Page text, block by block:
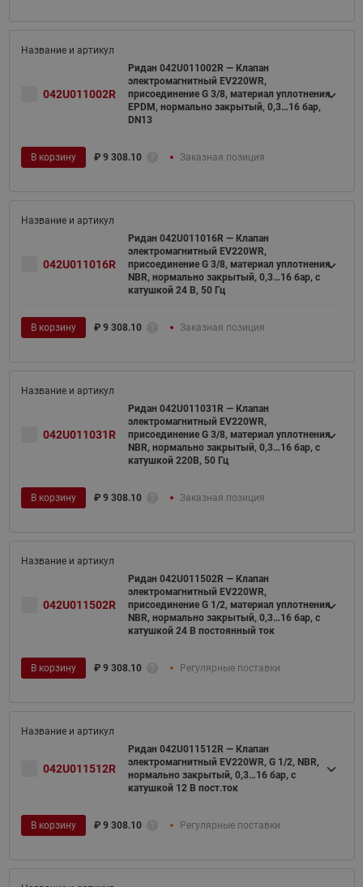
042U011002R
Ридан 042U011002R — Клапан
электромагнитный EV220WR,
присоединение G 3/8, материал уплотнения
EPDM, нормально закрытый, 0,3…16 бар,
DN13
В корзину ₽ 9 308.10 Заказная позиция
042U011016R
Ридан 042U011016R — Клапан
электромагнитный EV220WR,
присоединение G 3/8, материал уплотнения
NBR, нормально закрытый, 0,3…16 бар, с
катушкой 24 В, 50 Гц
В корзину ₽ 9 308.10 Заказная позиция
042U011031R
Ридан 042U011031R — Клапан
электромагнитный EV220WR,
присоединение G 3/8, материал уплотнения
NBR, нормально закрытый, 0,3…16 бар, с
катушкой 220В, 50 Гц
В корзину ₽ 9 308.10 Заказная позиция
042U011502R
Ридан 042U011502R — Клапан
электромагнитный EV220WR,
присоединение G 1/2, материал уплотнения
NBR, нормально закрытый, 0,3…16 бар, с
катушкой 24 В постоянный ток
В корзину ₽ 9 308.10 Регулярные поставки
042U011512R
Ридан 042U011512R — Клапан
электромагнитный EV220WR, G 1/2, NBR,
нормально закрытый, 0,3…16 бар, с
катушкой 12 В пост.ток
В корзину ₽ 9 308.10 Регулярные поставки